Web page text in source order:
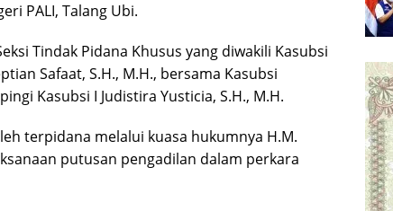
PALI, Talang Ubi.
Tindak Pidana Khusus yang diwakili Kasubsi
Safaat, S.H., M.H., bersama Kasubsi
Kasubsi I Judistira Yusticia, S.H., M.H.
terpidana melalui kuasa hukumnya H.M.
putusan pengadilan dalam perkara